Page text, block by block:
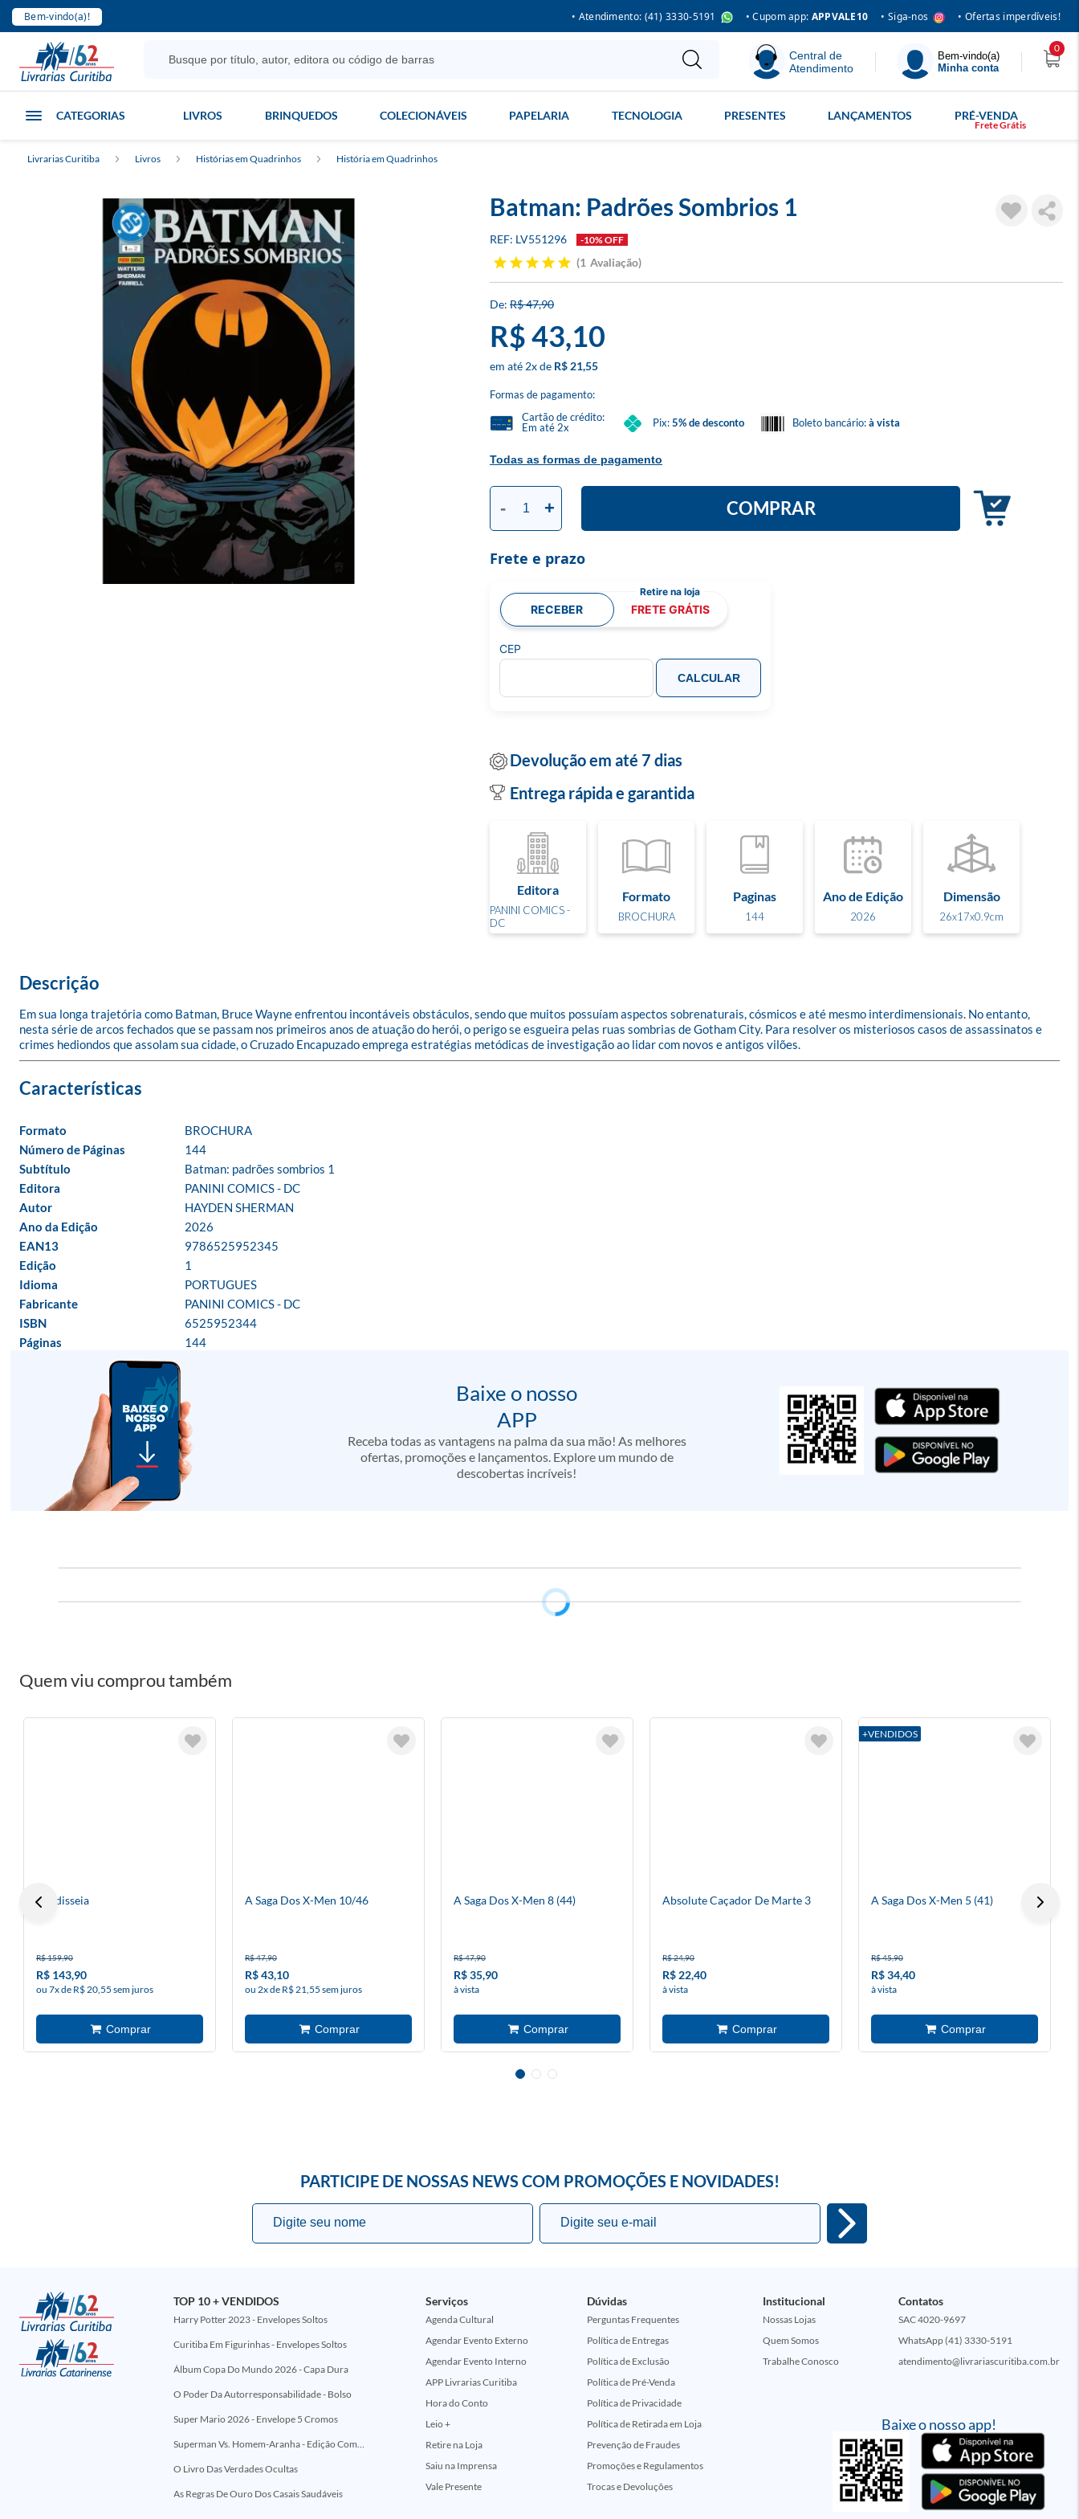
Bem-vindo(a)! • Atendimento: (41) 3330-5191 • Cupom app: APPVALE10 • Siga-nos • Ofertas imperdíveis!
Central de
Atendimento
Bem-vindo(a)
Minha conta
0
CATEGORIAS LIVROS BRINQUEDOS COLECIONÁVEIS PAPELARIA TECNOLOGIA PRESENTES LANÇAMENTOS PRÉ-VENDA
Livrarias Curitiba Livros Histórias em Quadrinhos História em Quadrinhos
Batman: Padrões Sombrios 1
LV551296 -10% OFF
1 Avaliação
R$ 47,90
R$ 43,10
2x R$ 21,55
Formas de pagamento:
Todas as formas de pagamento
Cartão de crédito:
Em até 2x
Pix:5% de desconto Boleto bancário:à vista
- + COMPRAR
Frete e prazo
RECEBER FRETE GRÁTIS
CEP
CALCULAR
Devolução em até 7 dias
Entrega rápida e garantida
Editora
PANINI COMICS -
DC
Formato
BROCHURA
Paginas
144
Ano de Edição
2026
Dimensão
26x17x0.9cm
Descrição
Em sua longa trajetória como Batman, Bruce Wayne enfrentou incontáveis obstáculos, sendo que muitos possuíam aspectos sobrenaturais, cósmicos e até mesmo interdimensionais. No entanto,
nesta série de arcos fechados que se passam nos primeiros anos de atuação do herói, o perigo se esgueira pelas ruas sombrias de Gotham City. Para resolver os misteriosos casos de assassinatos e
crimes hediondos que assolam sua cidade, o Cruzado Encapuzado emprega estratégias metódicas de investigação ao lidar com novos e antigos vilões.
Formato
BROCHURA
Número de Páginas
144
Subtítulo
Batman: padrões sombrios 1
Editora
PANINI COMICS - DC
Autor
HAYDEN SHERMAN
Ano da Edição
2026
EAN13
9786525952345
Edição
1
Idioma
PORTUGUES
Fabricante
PANINI COMICS - DC
ISBN
6525952344
Páginas
144
Baixe o nosso
APP
Receba todas as vantagens na palma da sua mão! As melhores
ofertas, promoções e lançamentos. Explore um mundo de
descobertas incríveis!
Quem viu comprou também
A Odisseia
R$ 159,90
R$ 143,90
ou 7x de R$ 20,55 sem juros
A Saga Dos X-Men 10/46
R$ 47,90
R$ 43,10
ou 2x de R$ 21,55 sem juros
A Saga Dos X-Men 8 (44)
R$ 47,90
R$ 35,90
à vista
Absolute Caçador De Marte 3
R$ 24,90
R$ 22,40
à vista
+VENDIDOS
A Saga Dos X-Men 5 (41)
R$ 45,90
R$ 34,40
à vista
PARTICIPE DE NOSSAS NEWS COM PROMOÇÕES E NOVIDADES!
Baixe o nosso app!
TOP 10 + VENDIDOS
Harry Potter 2023 - Envelopes Soltos
Curitiba Em Figurinhas - Envelopes Soltos
Álbum Copa Do Mundo 2026 - Capa Dura
O Poder Da Autorresponsabilidade - Bolso
Super Mario 2026 - Envelope 5 Cromos
Superman Vs. Homem-Aranha - Edição Comemorativa 50 Anos (Encontros Clássicos Dc E Marvel)
O Livro Das Verdades Ocultas
As Regras De Ouro Dos Casais Saudáveis
Serviços
Agenda Cultural
Agendar Evento Externo
Agendar Evento Interno
APP Livrarias Curitiba
Hora do Conto
Leio +
Retire na Loja
Saiu na Imprensa
Vale Presente
Dúvidas
Perguntas Frequentes
Política de Entregas
Política de Exclusão
Política de Pré-Venda
Política de Privacidade
Política de Retirada em Loja
Prevenção de Fraudes
Promoções e Regulamentos
Trocas e Devoluções
Institucional
Nossas Lojas
Quem Somos
Trabalhe Conosco
Contatos
SAC 4020-9697
WhatsApp (41) 3330-5191
atendimento@livrariascuritiba.com.br